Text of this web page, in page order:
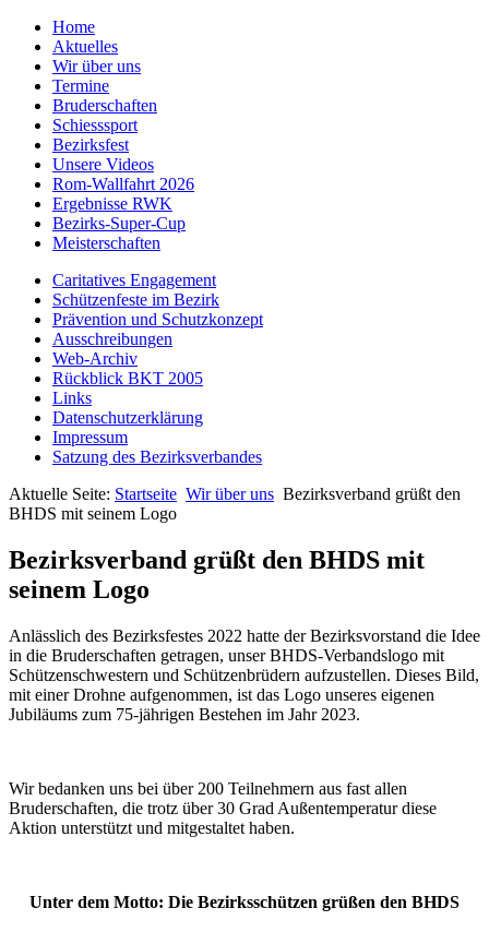
Home
Aktuelles
Wir über uns
Termine
Bruderschaften
Schiesssport
Bezirksfest
Unsere Videos
Rom-Wallfahrt 2026
Ergebnisse RWK
Bezirks-Super-Cup
Meisterschaften
Caritatives Engagement
Schützenfeste im Bezirk
Prävention und Schutzkonzept
Ausschreibungen
Web-Archiv
Rückblick BKT 2005
Links
Datenschutzerklärung
Impressum
Satzung des Bezirksverbandes
Aktuelle Seite: Startseite Wir über uns Bezirksverband grüßt den
BHDS mit seinem Logo
Bezirksverband grüßt den BHDS mit
seinem Logo
Anlässlich des Bezirksfestes 2022 hatte der Bezirksvorstand die Idee
in die Bruderschaften getragen, unser BHDS-Verbandslogo mit
Schützenschwestern und Schützenbrüdern aufzustellen. Dieses Bild,
mit einer Drohne aufgenommen, ist das Logo unseres eigenen
Jubiläums zum 75-jährigen Bestehen im Jahr 2023.
Wir bedanken uns bei über 200 Teilnehmern aus fast allen
Bruderschaften, die trotz über 30 Grad Außentemperatur diese
Aktion unterstützt und mitgestaltet haben.
Unter dem Motto: Die Bezirksschützen grüßen den BHDS